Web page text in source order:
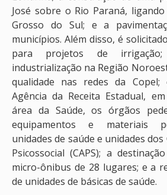
José sobre o Rio Paraná,
Grosso do Sul; e a
municípios. Além disso, é
para projetos de
industrialização na Região
qualidade nas redes da
Agência da Receita Estadual,
área da Saúde, os órgãos
equipamentos e materiais
unidades de saúde e unidades
Psicossocial (CAPS); a
micro-ônibus de 28 lugares; e a
de unidades de básicas de saúde.